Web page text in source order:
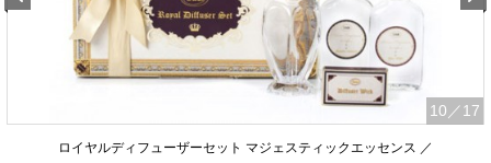
10 ／17
ロイヤルディフューザーセット マジェスティックエッセンス ／